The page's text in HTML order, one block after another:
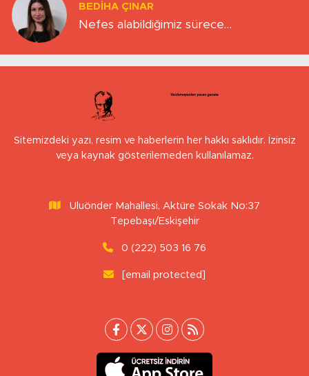
BEDIHA ÇINAR
Nefes alabildiğimiz sürece…
Sitemizdeki yazı, resim ve haberlerin her hakkı saklıdır. İzinsiz
veya kaynak gösterilemeden kullanılamaz.
Uluönder Mahallesi, Aktüre Sokak No:37
Tepebaşı/Eskişehir
0 (222) 503 16 76
[email protected]